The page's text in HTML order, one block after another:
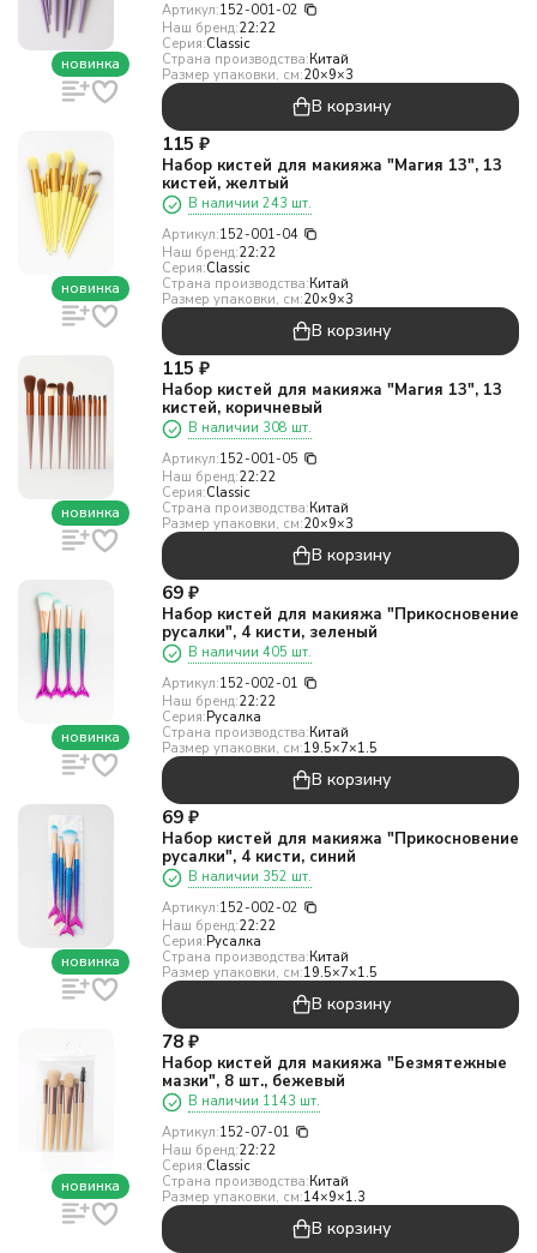
новинка
Артикул:152-001-02
Наш бренд:22:22
Серия:Classic
Страна производства:Китай
Размер упаковки, см:20×9×3
В корзину
новинка
115 ₽
Набор кистей для макияжа "Магия 13", 13
кистей, желтый
В наличии 243 шт.
Артикул:152-001-04
Наш бренд:22:22
Серия:Classic
Страна производства:Китай
Размер упаковки, см:20×9×3
В корзину
новинка
115 ₽
Набор кистей для макияжа "Магия 13", 13
кистей, коричневый
В наличии 308 шт.
Артикул:152-001-05
Наш бренд:22:22
Серия:Classic
Страна производства:Китай
Размер упаковки, см:20×9×3
В корзину
новинка
69 ₽
Набор кистей для макияжа "Прикосновение
русалки", 4 кисти, зеленый
В наличии 405 шт.
Артикул:152-002-01
Наш бренд:22:22
Серия:Русалка
Страна производства:Китай
Размер упаковки, см:19.5×7×1.5
В корзину
новинка
69 ₽
Набор кистей для макияжа "Прикосновение
русалки", 4 кисти, синий
В наличии 352 шт.
Артикул:152-002-02
Наш бренд:22:22
Серия:Русалка
Страна производства:Китай
Размер упаковки, см:19.5×7×1.5
В корзину
новинка
78 ₽
Набор кистей для макияжа "Безмятежные
мазки", 8 шт., бежевый
В наличии 1143 шт.
Артикул:152-07-01
Наш бренд:22:22
Серия:Classic
Страна производства:Китай
Размер упаковки, см:14×9×1.3
В корзину